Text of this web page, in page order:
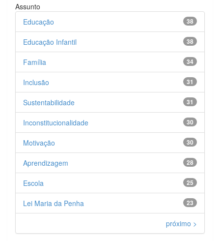
Assunto
38
Educação
38
Educação Infantil
34
Família
31
Inclusão
31
Sustentabilidade
30
Inconstitucionalidade
30
Motivação
28
Aprendizagem
25
Escola
23
Lei Maria da Penha
próximo >